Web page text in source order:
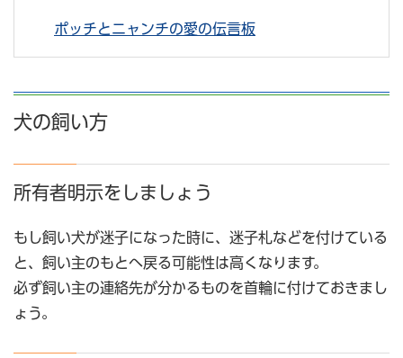
ポッチとニャンチの愛の伝言板
犬の飼い方
所有者明示をしましょう
もし飼い犬が迷子になった時に、迷子札などを付けている
と、飼い主のもとへ戻る可能性は高くなります。
必ず飼い主の連絡先が分かるものを首輪に付けておきまし
ょう。